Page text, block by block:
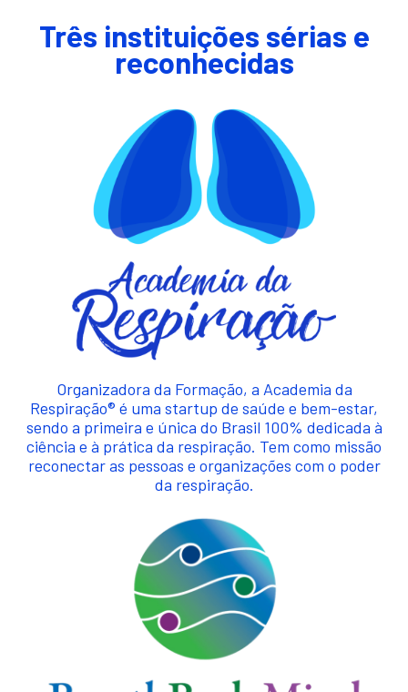
Três instituições sérias e
reconhecidas
Organizadora da Formação, a Academia da
Respiração® é uma startup de saúde e bem-estar,
sendo a primeira e única do Brasil 100% dedicada à
ciência e à prática da respiração. Tem como missão
reconectar as pessoas e organizações com o poder
da respiração.